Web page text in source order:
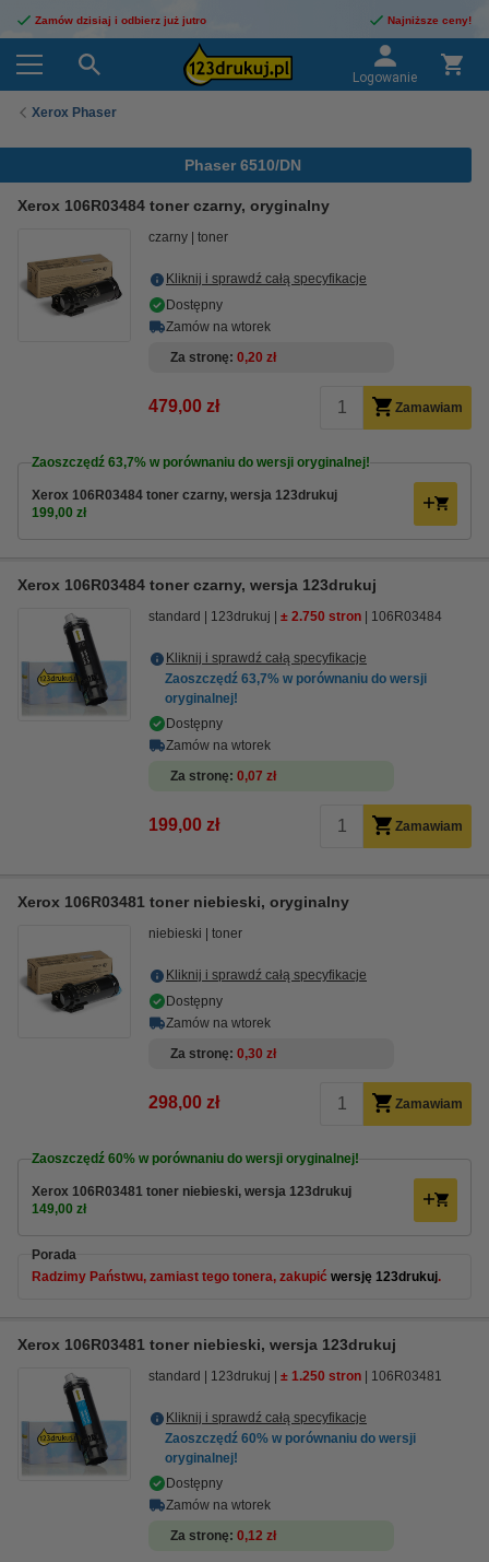
Zamów dzisiaj i odbierz już jutro Najniższe ceny!
Logowanie
Xerox Phaser
Phaser 6510/DN
Xerox 106R03484 toner czarny, oryginalny
czarny toner
Kliknij i sprawdź całą specyfikacje
Dostępny
Zamów na wtorek
Za stronę 0,20 zł
479,00 zł Zamawiam
Zaoszczędź 63,7% w porównaniu do wersji oryginalnej!
Xerox 106R03484 toner czarny, wersja 123drukuj
199,00 zł
Xerox 106R03484 toner czarny, wersja 123drukuj
standard 123drukuj ± 2.750 stron 106R03484
Kliknij i sprawdź całą specyfikacje
Zaoszczędź 63,7% w porównaniu do wersji
oryginalnej!
Dostępny
Zamów na wtorek
Za stronę 0,07 zł
199,00 zł Zamawiam
Xerox 106R03481 toner niebieski, oryginalny
niebieski toner
Kliknij i sprawdź całą specyfikacje
Dostępny
Zamów na wtorek
Za stronę 0,30 zł
298,00 zł Zamawiam
Zaoszczędź 60% w porównaniu do wersji oryginalnej!
Xerox 106R03481 toner niebieski, wersja 123drukuj
149,00 zł
Porada
Radzimy Państwu, zamiast tego tonera, zakupić wersję 123drukuj.
Xerox 106R03481 toner niebieski, wersja 123drukuj
standard 123drukuj ± 1.250 stron 106R03481
Kliknij i sprawdź całą specyfikacje
Zaoszczędź 60% w porównaniu do wersji
oryginalnej!
Dostępny
Zamów na wtorek
Za stronę 0,12 zł